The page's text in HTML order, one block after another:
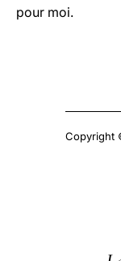
pour moi.
Copyright